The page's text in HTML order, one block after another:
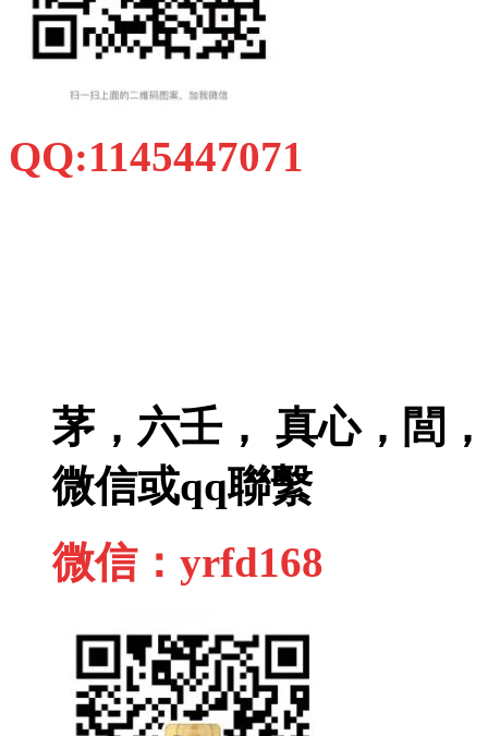
QQ:1145447071
茅，六壬， 真心，閭
微信或qq聯繫
微信：yrfd168